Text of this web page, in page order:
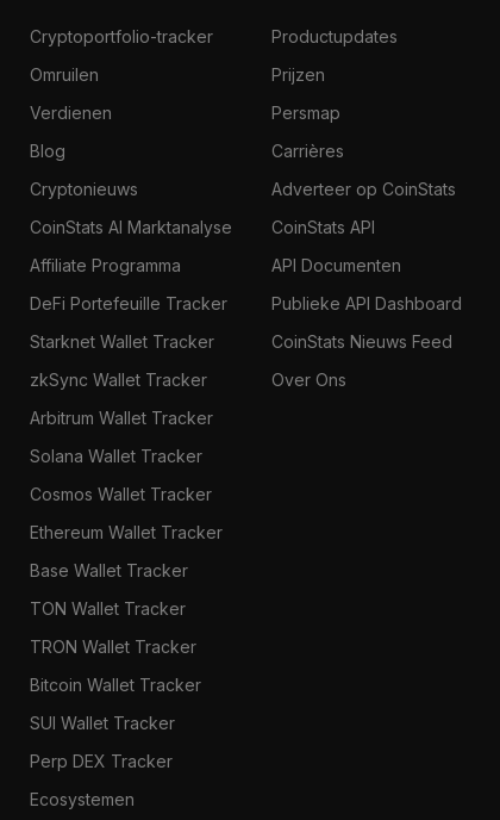
Cryptoportfolio-tracker
Omruilen
Verdienen
Blog
Cryptonieuws
CoinStats AI Marktanalyse
Affiliate Programma
DeFi Portefeuille Tracker
Starknet Wallet Tracker
zkSync Wallet Tracker
Arbitrum Wallet Tracker
Solana Wallet Tracker
Cosmos Wallet Tracker
Ethereum Wallet Tracker
Base Wallet Tracker
TON Wallet Tracker
TRON Wallet Tracker
Bitcoin Wallet Tracker
SUI Wallet Tracker
Perp DEX Tracker
Ecosystemen
Productupdates
Prijzen
Persmap
Carrières
Adverteer op CoinStats
CoinStats API
API Documenten
Publieke API Dashboard
CoinStats Nieuws Feed
Over Ons